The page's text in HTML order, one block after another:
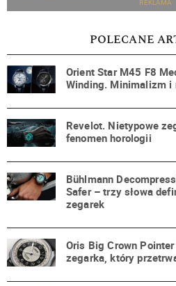
REKLAMA
POLECANE
Orient Star M45 F8
Winding. Minimalizm i
Revelot. Nietypowe
fenomen horologii
Bühlmann
Safer – trzy słowa
zegarek
Oris Big Crown
zegarka, który